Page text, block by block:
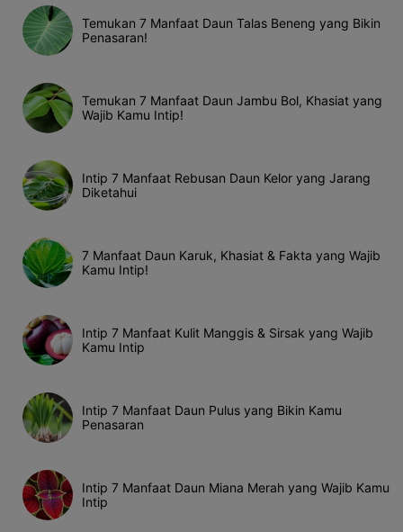
Temukan 7 Manfaat Daun Talas Beneng yang Bikin
Penasaran!
Temukan 7 Manfaat Daun Jambu Bol, Khasiat yang
Wajib Kamu Intip!
Intip 7 Manfaat Rebusan Daun Kelor yang Jarang
Diketahui
7 Manfaat Daun Karuk, Khasiat & Fakta yang Wajib
Kamu Intip!
Intip 7 Manfaat Kulit Manggis & Sirsak yang Wajib
Kamu Intip
Intip 7 Manfaat Daun Pulus yang Bikin Kamu
Penasaran
Intip 7 Manfaat Daun Miana Merah yang Wajib Kamu
Intip